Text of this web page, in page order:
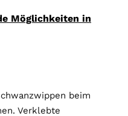
Möglichkeiten in
beim
Verklebte